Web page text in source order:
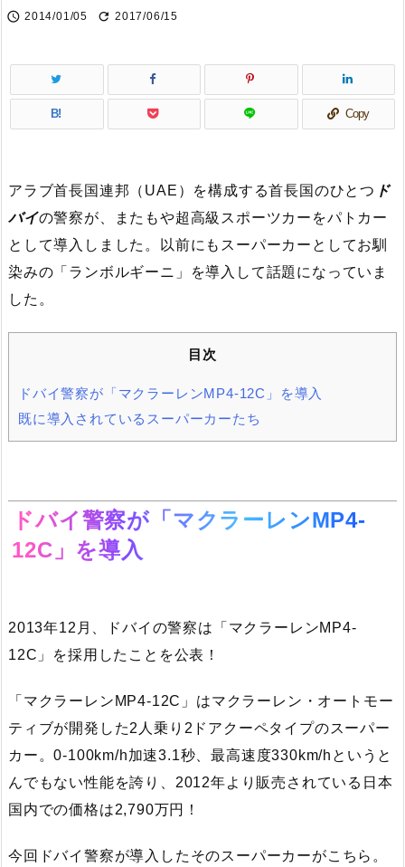
 2014/01/05  2017/06/15
B! Copy
アラブ首長国連邦（UAE）を構成する首長国のひとつ ド
バイの警察が、またもや超高級スポーツカーをパトカー
として導入しました。以前にもスーパーカーとしてお馴
染みの「ランボルギーニ」を導入して話題になっていま
した。
目次
ドバイ警察が「マクラーレンMP4-12C」を導入
既に導入されているスーパーカーたち
ドバイ警察が「マクラーレンMP4-
12C」を導入
2013年12月、ドバイの警察は「マクラーレンMP4-
12C」を採用したことを公表！
「マクラーレンMP4-12C」はマクラーレン・オートモー
ティブが開発した2人乗り2ドアクーペタイプのスーパー
カー。0-100km/h加速3.1秒、最高速度330km/hというと
んでもない性能を誇り、2012年より販売されている日本
国内での価格は2,790万円！
今回ドバイ警察が導入したそのスーパーカーがこちら。